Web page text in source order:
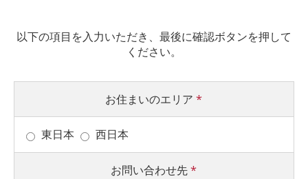
以下の項目を入力いただき、最後に確認ボタンを押して
ください。
お住まいのエリア*
東日本 西日本
お問い合わせ先*